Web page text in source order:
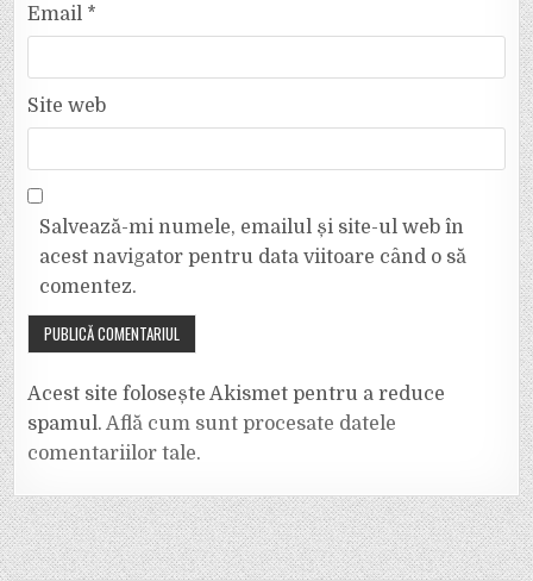
Email *
Site web
Salvează-mi numele, emailul și site-ul web în
acest navigator pentru data viitoare când o să
comentez.
Acest site folosește Akismet pentru a reduce
spamul.Află cum sunt procesate datele
comentariilor tale.